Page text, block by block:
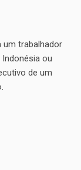
um trabalhador
ou
de um